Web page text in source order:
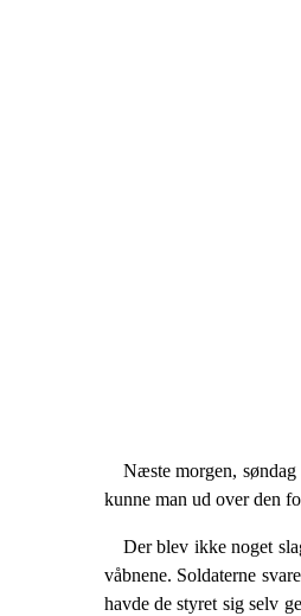
Næste morgen,
kunne man ud over den
Der blev ikke noget
våbnene. Soldaterne
havde de sty­ret sig selv